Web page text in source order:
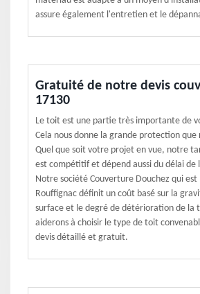
assure également l'entretien et le
Gratuité de notre devis
17130
Le toit est une partie très importante de
Cela nous donne la grande protection que
Quel que soit votre projet en vue, notre
est compétitif et dépend aussi du délai
Notre société Couverture Douchez qui est
Rouffignac définit un coût basé sur la
surface et le degré de détérioration de la
aiderons à choisir le type de toit
devis détaillé et gratuit.